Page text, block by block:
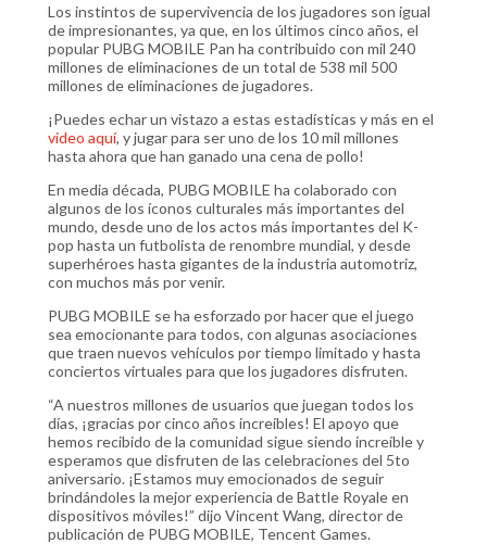
Los instintos de supervivencia de los jugadores son igual
de impresionantes, ya que, en los últimos cinco años, el
popular PUBG MOBILE Pan ha contribuido con mil 240
millones de eliminaciones de un total de 538 mil 500
millones de eliminaciones de jugadores.
¡Puedes echar un vistazo a estas estadísticas y más en el
video aquí, y jugar para ser uno de los 10 mil millones
hasta ahora que han ganado una cena de pollo!
En media década, PUBG MOBILE ha colaborado con
algunos de los íconos culturales más importantes del
mundo, desde uno de los actos más importantes del K-
pop hasta un futbolista de renombre mundial, y desde
superhéroes hasta gigantes de la industria automotriz,
con muchos más por venir.
PUBG MOBILE se ha esforzado por hacer que el juego
sea emocionante para todos, con algunas asociaciones
que traen nuevos vehículos por tiempo limitado y hasta
conciertos virtuales para que los jugadores disfruten.
“A nuestros millones de usuarios que juegan todos los
días, ¡gracias por cinco años increíbles! El apoyo que
hemos recibido de la comunidad sigue siendo increíble y
esperamos que disfruten de las celebraciones del 5to
aniversario. ¡Estamos muy emocionados de seguir
brindándoles la mejor experiencia de Battle Royale en
dispositivos móviles!” dijo Vincent Wang, director de
publicación de PUBG MOBILE, Tencent Games.